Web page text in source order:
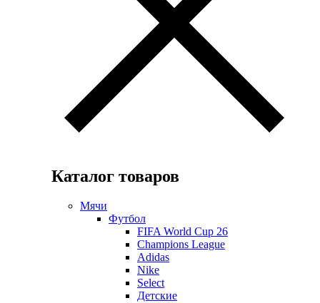
Каталог товаров
Мячи
Футбол
FIFA World Cup 26
Champions League
Adidas
Nike
Select
Детские